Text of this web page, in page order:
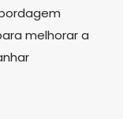
melhorar a